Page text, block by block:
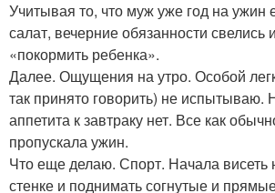
Учитывая то, что муж уже год на ужин
салат, вечерние обязанности свелись
«покормить ребенка».
Далее. Ощущения на утро. Особой
так принято говорить) не испытываю.
аппетита к завтраку нет. Все как
пропускала ужин.
Что еще делаю. Спорт. Начала висеть
стенке и поднимать согнутые и